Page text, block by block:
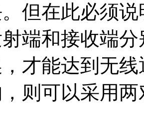
但在此必须
端和接收端
才能达到无
则可以采用